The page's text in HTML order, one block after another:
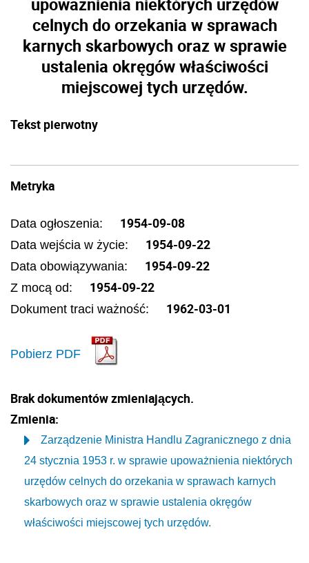
celnych do orzekania w sprawach
karnych skarbowych oraz w sprawie
ustalenia okręgów właściwości
miejscowej tych urzędów.
Tekst pierwotny
Metryka
Data ogłoszenia: 1954-09-08
Data wejścia w życie: 1954-09-22
Data obowiązywania: 1954-09-22
Z mocą od: 1954-09-22
Dokument traci ważność: 1962-03-01
Pobierz PDF
Brak dokumentów zmieniających.
Zmienia:
Zarządzenie Ministra Handlu Zagranicznego z dnia
24 stycznia 1953 r. w sprawie upoważnienia niektórych
urzędów celnych do orzekania w sprawach karnych
skarbowych oraz w sprawie ustalenia okręgów
właściwości miejscowej tych urzędów.